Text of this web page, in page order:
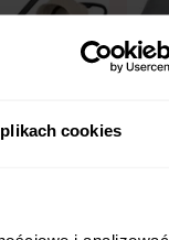
cookies